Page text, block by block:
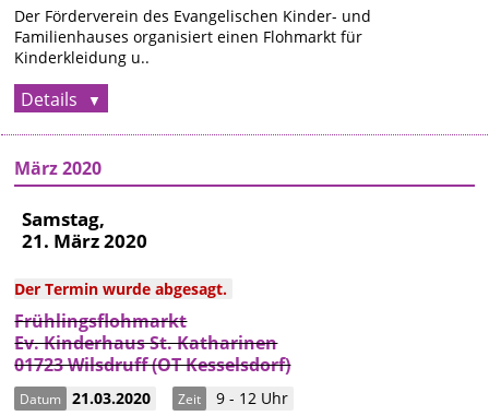
Der Förderverein des Evangelischen Kinder- und
Familienhauses organisiert einen Flohmarkt für
Kinderkleidung u..
Details
März 2020
Samstag,
21. März 2020
Der Termin wurde abgesagt.
Frühlingsflohmarkt
Ev. Kinderhaus St. Katharinen
01723 Wilsdruff (OT Kesselsdorf)
Datum 21.03.2020 Zeit 9 - 12 Uhr